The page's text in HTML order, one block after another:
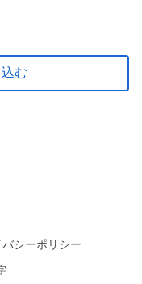
む
バシーポリシー
.